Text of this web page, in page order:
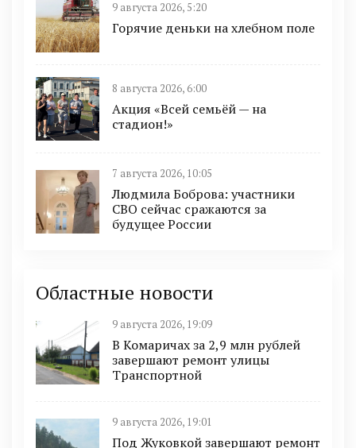
9 августа 2026, 5:20
Горячие деньки на хлебном поле
8 августа 2026, 6:00
Акция «Всей семьёй — на
стадион!»
7 августа 2026, 10:05
Людмила Боброва: участники
СВО сейчас сражаются за
будущее России
Областные новости
9 августа 2026, 19:09
В Комаричах за 2,9 млн рублей
завершают ремонт улицы
Транспортной
9 августа 2026, 19:01
Под Жуковкой завершают ремонт